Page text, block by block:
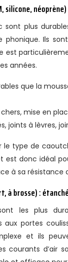
silicone,
sont plus
phonique. Ils
est
années.
que la
mise en
joints à lèvres,
type de
est donc idéal
à sa
à brosse) :
les plus
portes
et ils
courants d’air